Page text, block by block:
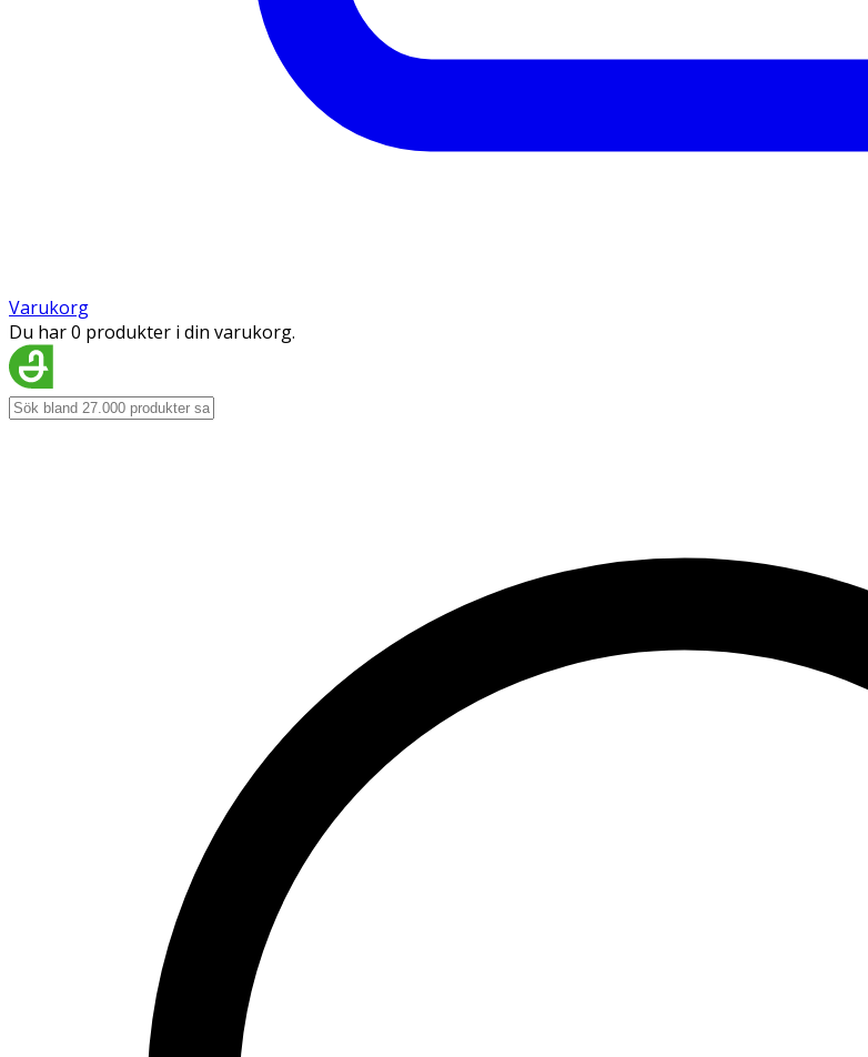
Varukorg
Du har 0 produkter i din varukorg.